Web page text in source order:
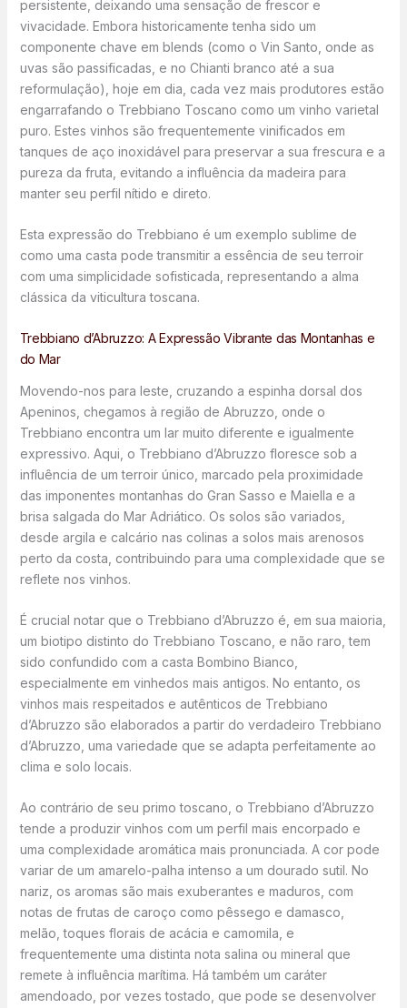
persistente, deixando uma sensação de frescor e
vivacidade. Embora historicamente tenha sido um
componente chave em blends (como o Vin Santo, onde as
uvas são passificadas, e no Chianti branco até a sua
reformulação), hoje em dia, cada vez mais produtores estão
engarrafando o Trebbiano Toscano como um vinho varietal
puro. Estes vinhos são frequentemente vinificados em
tanques de aço inoxidável para preservar a sua frescura e a
pureza da fruta, evitando a influência da madeira para
manter seu perfil nítido e direto.
Esta expressão do Trebbiano é um exemplo sublime de
como uma casta pode transmitir a essência de seu terroir
com uma simplicidade sofisticada, representando a alma
clássica da viticultura toscana.
Trebbiano d’Abruzzo: A Expressão Vibrante das Montanhas e
do Mar
Movendo-nos para leste, cruzando a espinha dorsal dos
Apeninos, chegamos à região de Abruzzo, onde o
Trebbiano encontra um lar muito diferente e igualmente
expressivo. Aqui, o Trebbiano d’Abruzzo floresce sob a
influência de um terroir único, marcado pela proximidade
das imponentes montanhas do Gran Sasso e Maiella e a
brisa salgada do Mar Adriático. Os solos são variados,
desde argila e calcário nas colinas a solos mais arenosos
perto da costa, contribuindo para uma complexidade que se
reflete nos vinhos.
É crucial notar que o Trebbiano d’Abruzzo é, em sua maioria,
um biotipo distinto do Trebbiano Toscano, e não raro, tem
sido confundido com a casta Bombino Bianco,
especialmente em vinhedos mais antigos. No entanto, os
vinhos mais respeitados e autênticos de Trebbiano
d’Abruzzo são elaborados a partir do verdadeiro Trebbiano
d’Abruzzo, uma variedade que se adapta perfeitamente ao
clima e solo locais.
Ao contrário de seu primo toscano, o Trebbiano d’Abruzzo
tende a produzir vinhos com um perfil mais encorpado e
uma complexidade aromática mais pronunciada. A cor pode
variar de um amarelo-palha intenso a um dourado sutil. No
nariz, os aromas são mais exuberantes e maduros, com
notas de frutas de caroço como pêssego e damasco,
melão, toques florais de acácia e camomila, e
frequentemente uma distinta nota salina ou mineral que
remete à influência marítima. Há também um caráter
amendoado, por vezes tostado, que pode se desenvolver